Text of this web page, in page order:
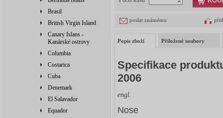
Brasil
British Virgin Island
Canary Islans -
Kanárské ostrovy
Columbia
Costarica
Cuba
Denemark
El Salavador
Equador
poslat známému
Popis zboží Přiložené soubory
Specifikace
2006
engl.
Nose